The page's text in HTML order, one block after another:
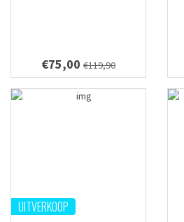
€75,00 €119,90
UITVERKOOP